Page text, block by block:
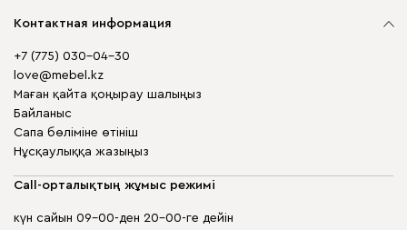
Контактная информация
+7 (775) 030-04-30
love@mebel.kz
Маған қайта қоңырау шалыңыз
Байланыс
Сапа бөліміне өтініш
Нұсқаулыққа жазыңыз
Call-орталықтың жұмыс режимі
күн сайын 09-00-ден 20-00-ге дейін